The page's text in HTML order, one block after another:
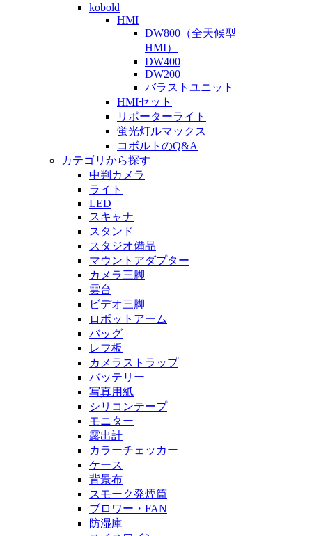
kobold
HMI
DW800（全天候型
HMI）
DW400
DW200
バラストユニット
HMIセット
リポーターライト
蛍光灯ルマックス
コボルトのQ&A
カテゴリから探す
中判カメラ
ライト
LED
スキャナ
スタンド
スタジオ備品
マウントアダプター
カメラ三脚
雲台
ビデオ三脚
ロボットアーム
バッグ
レフ板
カメラストラップ
バッテリー
写真用紙
シリコンテープ
モニター
露出計
カラーチェッカー
ケース
背景布
スモーク発煙筒
ブロワー・FAN
防湿庫